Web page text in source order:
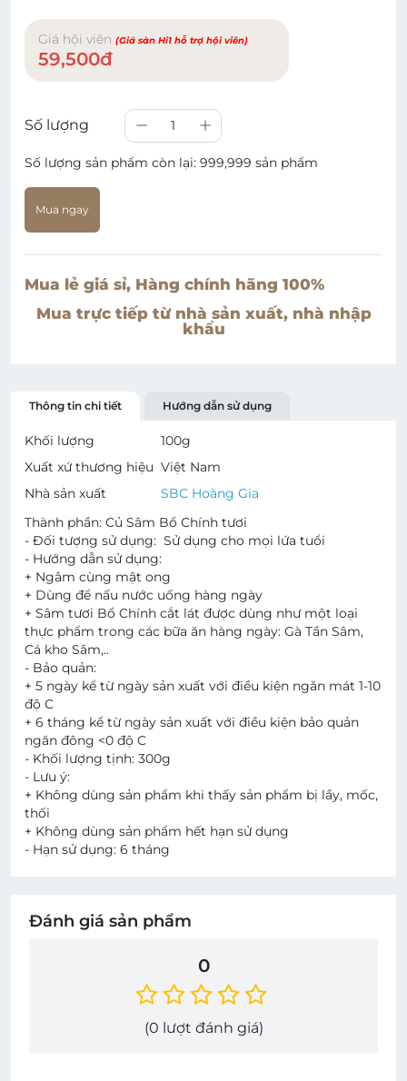
Giá hội viên (Giá sàn Hi1 hỗ trợ hội viên)
59,500đ
Số lượng 1
Số lượng sản phẩm còn lại: 999,999 sản phẩm
Mua ngay
Mua lẻ giá sỉ, Hàng chính hãng 100%
Mua trực tiếp từ nhà sản xuất, nhà nhập
khẩu
Thông tin chi tiết Hướng dẫn sử dụng
Khối lượng 100g
Xuất xứ thương hiệu Việt Nam
Nhà sản xuất
SBC Hoàng Gia
Thành phần: Củ Sâm Bổ Chính tươi
- Đối tượng sử dụng: Sử dụng cho mọi lứa tuổi
- Hướng dẫn sử dụng:
+ Ngâm cùng mật ong
+ Dùng để nấu nước uống hàng ngày
+ Sâm tươi Bổ Chính cắt lát được dùng như một loại
thực phẩm trong các bữa ăn hàng ngày: Gà Tần Sâm,
Cá kho Sâm,..
- Bảo quản:
+ 5 ngày kể từ ngày sản xuất với điều kiện ngăn mát 1-10
độ C
+ 6 tháng kể từ ngày sản xuất với điều kiện bảo quản
ngăn đông <0 độ C
- Khối lượng tịnh: 300g
- Lưu ý:
+ Không dùng sản phẩm khi thấy sản phẩm bị lầy, mốc,
thối
+ Không dùng sản phẩm hết hạn sử dụng
- Hạn sử dụng: 6 tháng
Đánh giá sản phẩm
0
(0 lượt đánh giá)